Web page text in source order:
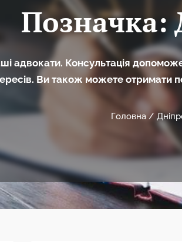
Позначка:
адвокати. Консультація
Ви також можете отримати
Головна/